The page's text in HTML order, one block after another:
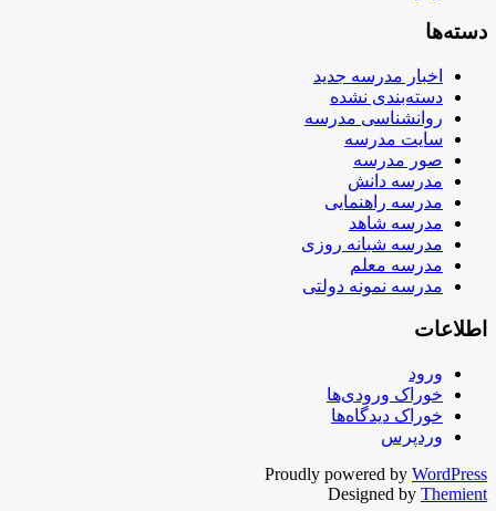
دسته‌ها
اخبار مدرسه جدید
دسته‌بندی نشده
روانشناسی مدرسه
سایت مدرسه
صور مدرسه
مدرسه دانش
مدرسه راهنمایی
مدرسه شاهد
مدرسه شبانه روزی
مدرسه معلم
مدرسه نمونه دولتی
اطلاعات
ورود
خوراک ورودی‌ها
خوراک دیدگاه‌ها
وردپرس
Proudly powered by WordPress
Designed by Themient